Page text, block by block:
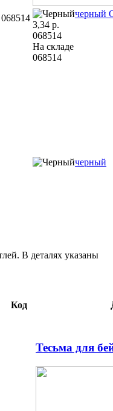
068514 черный
3,34 р.
068514
На складе
068514
черный
3,91 105797 45×2 см,
105799
В деталях указаны
Код
Тесьма для